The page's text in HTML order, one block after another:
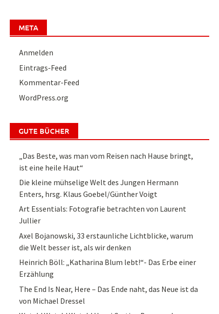
META
Anmelden
Eintrags-Feed
Kommentar-Feed
WordPress.org
GUTE BÜCHER
„Das Beste, was man vom Reisen nach Hause bringt,
ist eine heile Haut“
Die kleine mühselige Welt des Jungen Hermann
Enters, hrsg. Klaus Goebel/Günther Voigt
Art Essentials: Fotografie betrachten von Laurent
Jullier
Axel Bojanowski, 33 erstaunliche Lichtblicke, warum
die Welt besser ist, als wir denken
Heinrich Böll: „Katharina Blum lebt!“- Das Erbe einer
Erzählung
The End Is Near, Here – Das Ende naht, das Neue ist da
von Michael Dressel